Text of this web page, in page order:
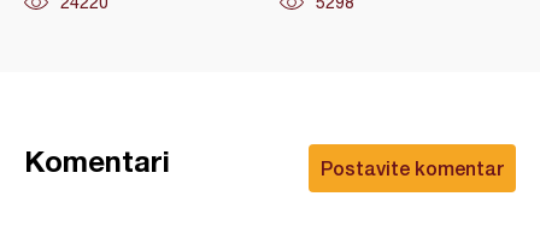
Postavite komentar
Komentari